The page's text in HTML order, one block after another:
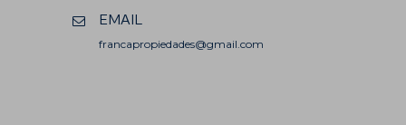
EMAIL
francapropiedades@gmail.com